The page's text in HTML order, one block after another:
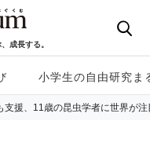
成長する。
小学生の自由研究ま
支援、11歳の昆虫学者に世界が